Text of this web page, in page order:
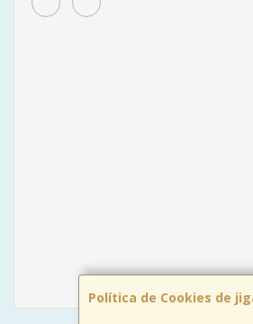
Política de Cookies de